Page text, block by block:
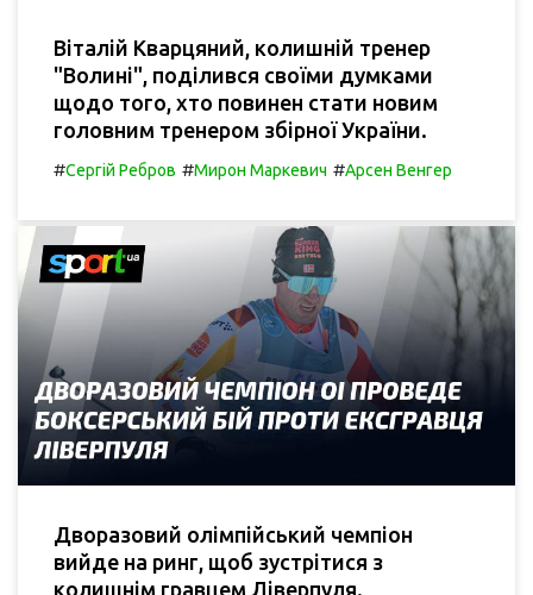
Віталій Кварцяний, колишній тренер
"Волині", поділився своїми думками
щодо того, хто повинен стати новим
головним тренером збірної України.
#Сергій Ребров #Мирон Маркевич #Арсен Венгер
Дворазовий олімпійський чемпіон
вийде на ринг, щоб зустрітися з
колишнім гравцем Ліверпуля.